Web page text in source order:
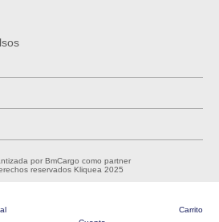
Carrito
por BmCargo como partner
reservados Kliquea 2025